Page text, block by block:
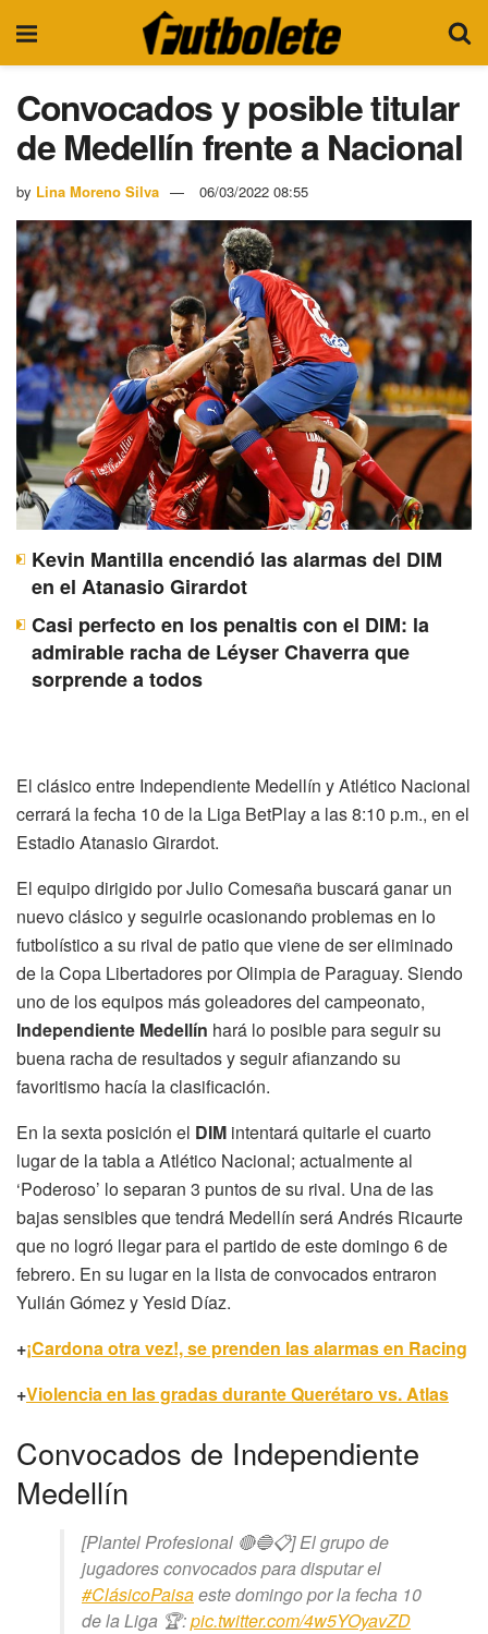
Convocados y posible titular
de Medellín frente a Nacional
by Lina Moreno Silva 06/03/2022 08:55
Kevin Mantilla encendió las alarmas del DIM
en el Atanasio Girardot
Casi perfecto en los penaltis con el DIM: la
admirable racha de Léyser Chaverra que
sorprende a todos
El clásico entre Independiente Medellín y Atlético Nacional
cerrará la fecha 10 de la Liga BetPlay a las 8:10 p.m., en el
Estadio Atanasio Girardot.
El equipo dirigido por Julio Comesaña buscará ganar un
nuevo clásico y seguirle ocasionando problemas en lo
futbolístico a su rival de patio que viene de ser eliminado
de la Copa Libertadores por Olimpia de Paraguay. Siendo
uno de los equipos más goleadores del campeonato,
Independiente Medellín hará lo posible para seguir su
buena racha de resultados y seguir afianzando su
favoritismo hacía la clasificación.
En la sexta posición el DIM intentará quitarle el cuarto
lugar de la tabla a Atlético Nacional; actualmente al
‘Poderoso’ lo separan 3 puntos de su rival. Una de las
bajas sensibles que tendrá Medellín será Andrés Ricaurte
que no logró llegar para el partido de este domingo 6 de
febrero. En su lugar en la lista de convocados entraron
Yulián Gómez y Yesid Díaz.
+¡Cardona otra vez!, se prenden las alarmas en Racing
+Violencia en las gradas durante Querétaro vs. Atlas
Convocados de Independiente
Medellín
[Plantel Profesional 🔴🔵📋] El grupo de
jugadores convocados para disputar el
#ClásicoPaisaeste domingo por la fecha 10
de la Liga 🏆:pic.twitter.com/4w5YOyavZD